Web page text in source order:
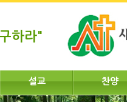
하라"
설교 찬양